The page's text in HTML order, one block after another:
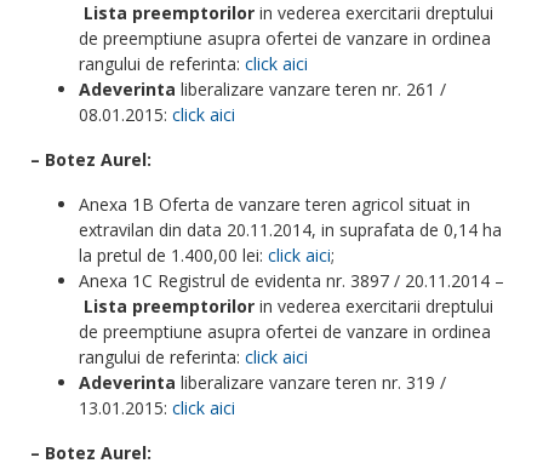
Lista preemptorilor in vederea exercitarii dreptului
de preemptiune asupra ofertei de vanzare in ordinea
rangului de referinta: click aici
Adeverinta liberalizare vanzare teren nr. 261 /
08.01.2015: click aici
– Botez Aurel:
Anexa 1B Oferta de vanzare teren agricol situat in
extravilan din data 20.11.2014, in suprafata de 0,14 ha
la pretul de 1.400,00 lei: click aici;
Anexa 1C Registrul de evidenta nr. 3897 / 20.11.2014 –
Lista preemptorilor in vederea exercitarii dreptului
de preemptiune asupra ofertei de vanzare in ordinea
rangului de referinta: click aici
Adeverinta liberalizare vanzare teren nr. 319 /
13.01.2015: click aici
– Botez Aurel: